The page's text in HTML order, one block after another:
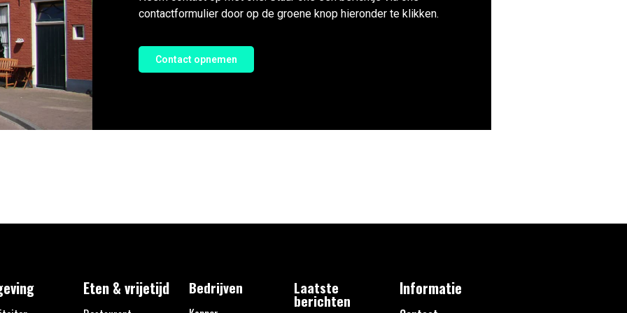
contactformulier door op de groene knop hieronder te klikken.
Contact opnemen
Eten & vrijetijd Bedrijven Laatste
berichten
Informatie